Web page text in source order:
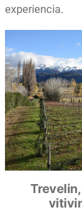
experiencia.